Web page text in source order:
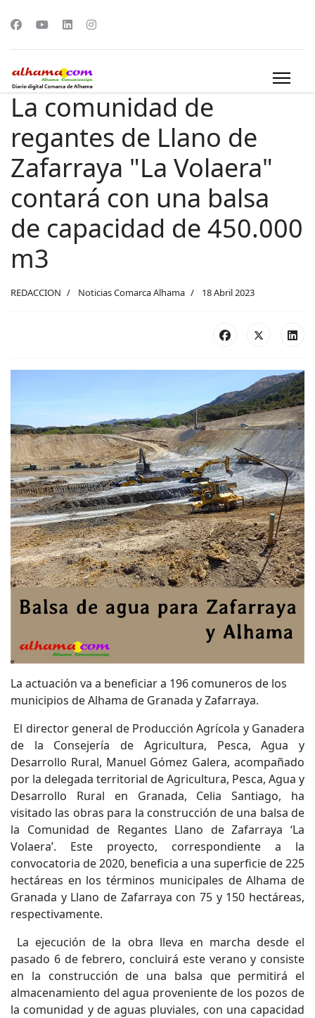
La comunidad de
regantes de Llano de
Zafarraya "La Volaera"
contará con una balsa
de capacidad de 450.000
m3
REDACCION Noticias Comarca Alhama 18 Abril 2023
La actuación va a beneficiar a 196 comuneros de los
municipios de Alhama de Granada y Zafarraya.
El director general de Producción Agrícola y Ganadera
de la Consejería de Agricultura, Pesca, Agua y
Desarrollo Rural, Manuel Gómez Galera, acompañado
por la delegada territorial de Agricultura, Pesca, Agua y
Desarrollo Rural en Granada, Celia Santiago, ha
visitado las obras para la construcción de una balsa de
la Comunidad de Regantes Llano de Zafarraya ‘La
Volaera’. Este proyecto, correspondiente a la
convocatoria de 2020, beneficia a una superficie de 225
hectáreas en los términos municipales de Alhama de
Granada y Llano de Zafarraya con 75 y 150 hectáreas,
respectivamente.
La ejecución de la obra lleva en marcha desde el
pasado 6 de febrero, concluirá este verano y consiste
en la construcción de una balsa que permitirá el
almacenamiento del agua proveniente de los pozos de
la comunidad y de aguas pluviales, con una capacidad